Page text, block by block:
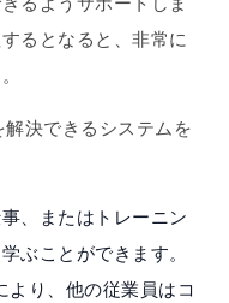
るとなると、非常に
決できるシステムを
、またはトレーニン
ぶことができます。
り、他の従業員はコ